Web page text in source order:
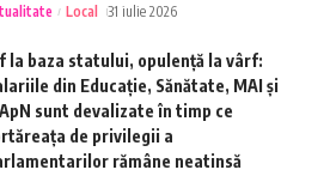
Local 31 iulie 2026
la baza statului, opulență la vârf:
din Educație, Sănătate, MAI și
sunt devalizate în timp ce
de privilegii a
rămâne neatinsă